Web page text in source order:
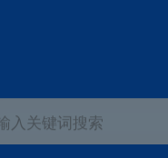
入关键词搜索